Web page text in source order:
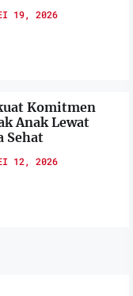
19, 2026
Komitmen
Anak Lewat
Sehat
12, 2026